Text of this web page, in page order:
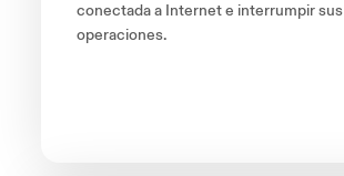
conectada a Internet e interrumpir sus
operaciones.